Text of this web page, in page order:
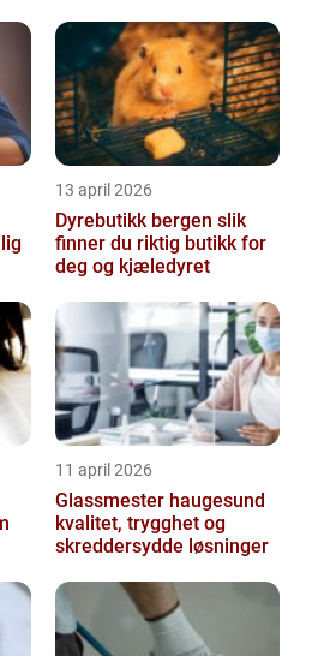
13 april 2026
Dyrebutikk bergen slik
finner du riktig butikk for
deg og kjæledyret
11 april 2026
Glassmester haugesund
kvalitet, trygghet og
skreddersydde løsninger